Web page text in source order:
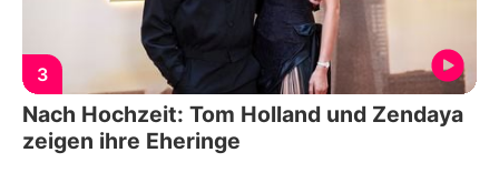
3
Nach Hochzeit: Tom Holland und Zendaya
zeigen ihre Eheringe